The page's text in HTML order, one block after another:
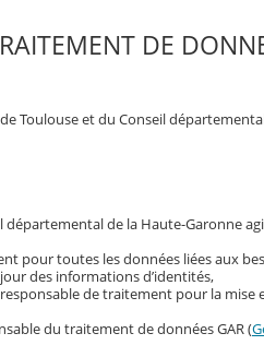
DE
de Toulouse et du Conseil
départemental de la Haute-Garonne
pour toutes les données liées aux
des informations d’identités,
de traitement pour la
du traitement de données GAR (